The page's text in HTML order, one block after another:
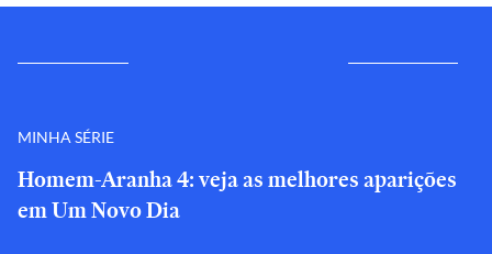
MINHA SÉRIE
Homem-Aranha 4: veja as melhores aparições
em Um Novo Dia